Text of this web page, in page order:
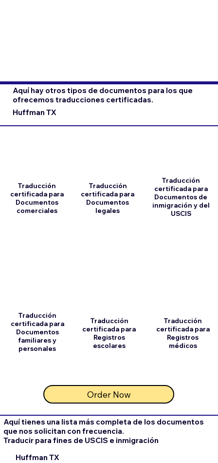
Aquí hay otros tipos de documentos para los que
ofrecemos traducciones certificadas.
Huffman TX
Traducción
certificada para
Documentos
comerciales
Traducción
certificada para
Documentos
familiares y
personales
Traducción
certificada para
Documentos
legales
Traducción
certificada para
Registros
escolares
Order Now
Traducción
certificada para
Documentos de
inmigración y del
USCIS
Traducción
certificada para
Registros
médicos
Aquí tienes una lista más completa de los documentos
que nos solicitan con frecuencia.
Traducir para fines de USCIS e inmigración
Huffman TX